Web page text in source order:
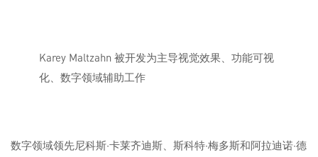
Karey Maltzahn 被开发为主导视觉效果、功能可视
化、数字领域辅助工作
数字领域领先尼科斯·卡莱齐迪斯、斯科特·梅多斯和阿拉迪诺·德